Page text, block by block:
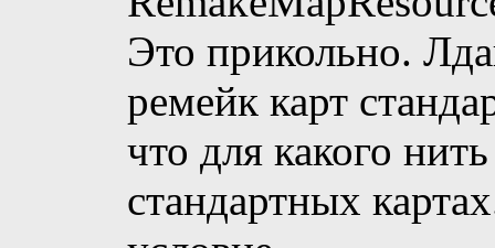
Это прикольно.
ремейк карт
что для какого
стандартных